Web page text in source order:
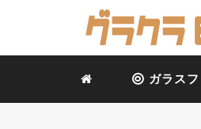
ガラス